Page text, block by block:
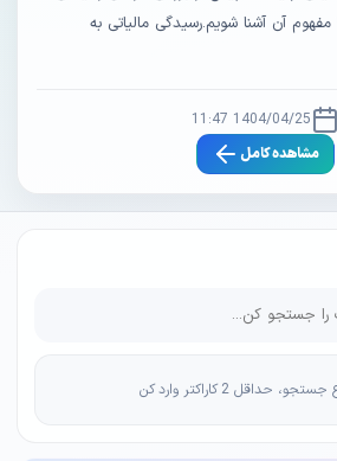
حداقل 2 کاراکتر وارد کن
مفهوم آن آشنا شویم.رسیدگی مالیاتی به
1404/04/25 11:47
مشاهده کامل